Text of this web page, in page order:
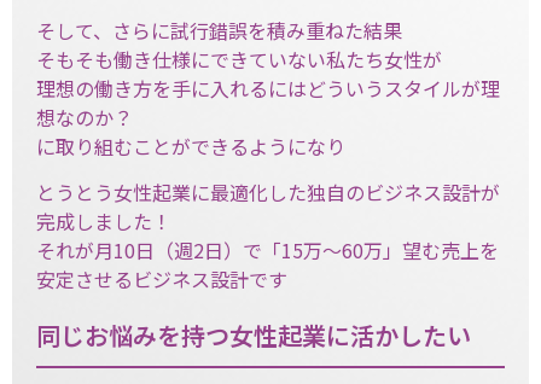
そして、さらに試行錯誤を積み重ねた結果
そもそも働き仕様にできていない私たち女性が
理想の働き方を手に入れるにはどういうスタイルが理
想なのか？
に取り組むことができるようになり
とうとう女性起業に最適化した独自のビジネス設計が
完成しました！
それが月10日（週2日）で「15万～60万」望む売上を
安定させるビジネス設計です
同じお悩みを持つ女性起業に活かしたい